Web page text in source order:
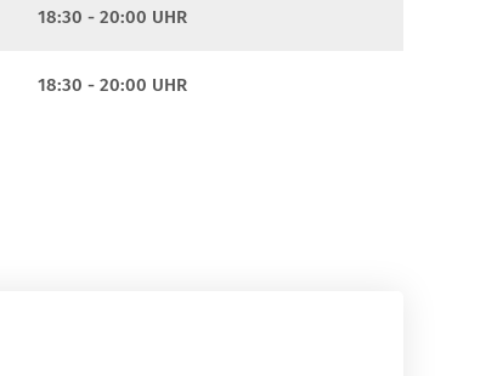
18:30 - 20:00 UHR
18:30 - 20:00 UHR